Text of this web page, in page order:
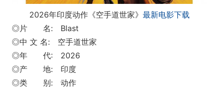
2026年印度动作《空手道世家》 最新电影下载
◎片 名: Blast
◎中 文 名: 空手道世家
◎年 代: 2026
◎产 地: 印度
◎类 别: 动作